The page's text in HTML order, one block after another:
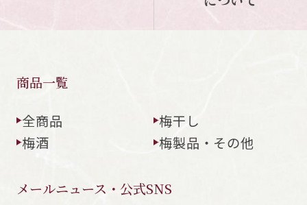
商品一覧
全商品
梅干し
梅酒
梅製品・その他
メールニュース・公式SNS